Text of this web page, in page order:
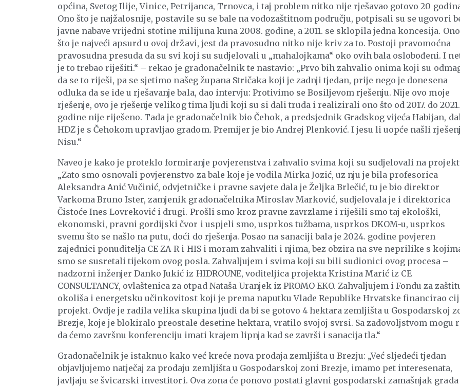
općina, Svetog Ilije, Vinice, Petrijanca, Trnovca, i taj problem nitko nije rješavao gotovo 20
Ono što je najžalosnije, postavile su se bale na vodozaštitnom području, potpisali su se ugovori
javne nabave vrijedni stotine milijuna kuna 2008. godine, a 2011. se sklopila jedna koncesija. Ono
što je najveći apsurd u ovoj državi, jest da pravosudno nitko nije kriv za to. Postoji pravomoćna
pravosudna presuda da su svi koji su sudjelovali u „mahalojkama“ oko ovih bala oslobođeni. I
je to trebao riješiti.“ – rekao je gradonačelnik te nastavio: „Prvo bih zahvalio onima koji su
da se to riješi, pa se sjetimo našeg župana Stričaka koji je zadnji tjedan, prije nego je donesena
odluka da se ide u rješavanje bala, dao intervju: Protivimo se Bosiljevom rješenju. Nije ovo moje
rješenje, ovo je rješenje velikog tima ljudi koji su si dali truda i realizirali ono što od 2017. do 2021.
godine nije riješeno. Tada je gradonačelnik bio Čehok, a predsjednik Gradskog vijeća Habijan,
HDZ je s Čehokom upravljao gradom. Premijer je bio Andrej Plenković. I jesu li uopće našli
Nisu.“
Naveo je kako je proteklo formiranje povjerenstva i zahvalio svima koji su sudjelovali na
„Zato smo osnovali povjerenstvo za bale koje je vodila Mirka Jozić, uz nju je bila profesorica
Aleksandra Anić Vučinić, odvjetničke i pravne savjete dala je Željka Brlečić, tu je bio direktor
Varkoma Bruno Ister, zamjenik gradonačelnika Miroslav Marković, sudjelovala je i direktorica
Čistoće Ines Lovreković i drugi. Prošli smo kroz pravne zavrzlame i riješili smo taj ekološki,
ekonomski, pravni gordijski čvor i uspjeli smo, usprkos tužbama, usprkos DKOM-u, usprkos
svemu što se našlo na putu, doći do rješenja. Posao na sanaciji bala je 2024. godine povjeren
zajednici ponuditelja CE-ZA-R i HIS i moram zahvaliti i njima, bez obzira na sve neprilike s
smo se susretali tijekom ovog posla. Zahvaljujem i svima koji su bili sudionici ovog procesa –
nadzorni inženjer Danko Jukić iz HIDROUNE, voditeljica projekta Kristina Marić iz CE
CONSULTANCY, ovlaštenica za otpad Nataša Uranjek iz PROMO EKO. Zahvaljujem i Fondu za
okoliša i energetsku učinkovitost koji je prema naputku Vlade Republike Hrvatske financirao
projekt. Ovdje je radila velika skupina ljudi da bi se gotovo 4 hektara zemljišta u Gospodarskoj
Brezje, koje je blokiralo preostale desetine hektara, vratilo svojoj svrsi. Sa zadovoljstvom mogu
da ćemo završnu konferenciju imati krajem lipnja kad se završi i sanacija tla.“
Gradonačelnik je istaknuo kako već kreće nova prodaja zemljišta u Brezju: „Već sljedeći tjedan
objavljujemo natječaj za prodaju zemljišta u Gospodarskoj zoni Brezje, imamo pet interesenata,
javljaju se švicarski investitori. Ova zona će ponovo postati glavni gospodarski zamašnjak grada